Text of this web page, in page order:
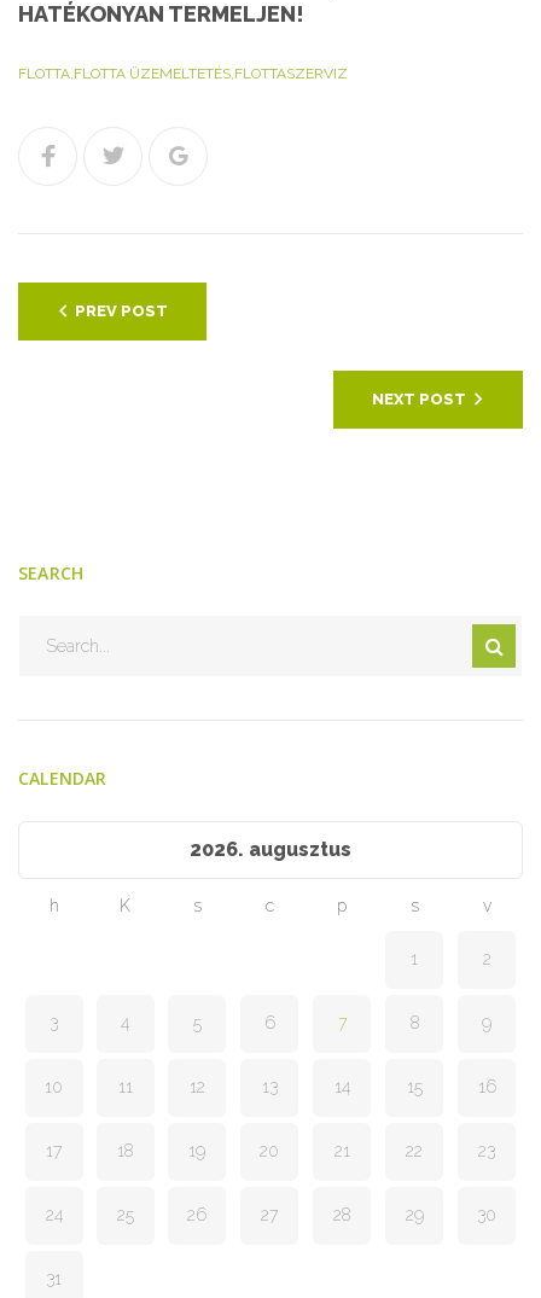
HATÉKONYAN TERMELJEN!
FLOTTA,FLOTTA ÜZEMELTETÉS,FLOTTASZERVIZ
BEJEGYZÉS
NAVIGÁCIÓ
PREV POST
NEXT POST
SEARCH
CALENDAR
2026. augusztus
h K s c p s v
1 2
3 4 5 6 7 8 9
10 11 12 13 14 15 16
17 18 19 20 21 22 23
24 25 26 27 28 29 30
31